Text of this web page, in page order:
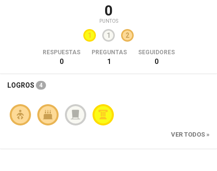
0
PUNTOS
1 1 2
RESPUESTAS
0
PREGUNTAS
1
SEGUIDORES
0
LOGROS 4
VER TODOS »